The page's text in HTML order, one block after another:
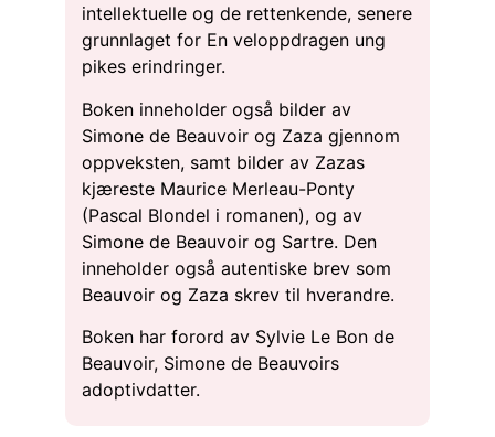
intellektuelle og de rettenkende, senere
grunnlaget for En veloppdragen ung
pikes erindringer.
Boken inneholder også bilder av
Simone de Beauvoir og Zaza gjennom
oppveksten, samt bilder av Zazas
kjæreste Maurice Merleau-Ponty
(Pascal Blondel i romanen), og av
Simone de Beauvoir og Sartre. Den
inneholder også autentiske brev som
Beauvoir og Zaza skrev til hverandre.
Boken har forord av Sylvie Le Bon de
Beauvoir, Simone de Beauvoirs
adoptivdatter.